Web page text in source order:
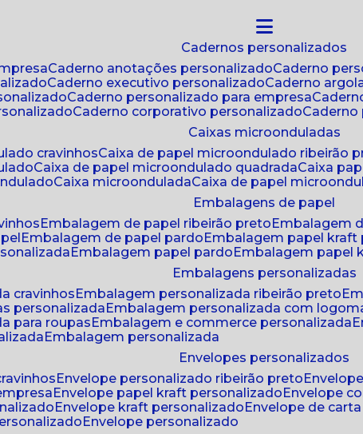
cadernos personalizados
caderno anotações personalizado
caderno
caderno executivo personalizado
caderno
caderno personalizado para empresa
caderno corporativo personalizado
caixas microonduladas
cravinhos
caixa de papel microondulado ribeirão
caixa de papel microondulado quadrada caixa
caixa microondulada caixa de papel
embalagens de papel
embalagem de papel ribeirão preto embalagem
embalagem de papel pardo embalagem papel
embalagem papel pardo embalagem papel
embalagens personalizadas
cravinhos
embalagem personalizada ribeirão preto
personalizada
embalagem personalizada com
para roupas
embalagem e commerce personalizada
embalagem personalizada
envelopes personalizados
envelope personalizado ribeirão preto
envelope papel kraft personalizado
envelope
envelope kraft personalizado envelope de
envelope personalizado